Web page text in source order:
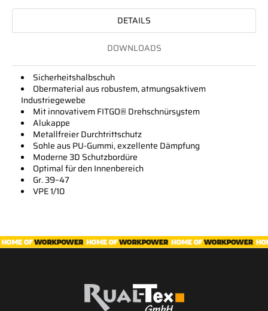
DETAILS
DOWNLOADS
Sicherheitshalbschuh
Obermaterial aus robustem, atmungsaktivem
Industriegewebe
Mit innovativem FITGO® Drehschnürsystem
Alukappe
Metallfreier Durchtrittschutz
Sohle aus PU-Gummi, exzellente Dämpfung
Moderne 3D Schutzbordüre
Optimal für den Innenbereich
Gr. 39–47
VPE 1/10